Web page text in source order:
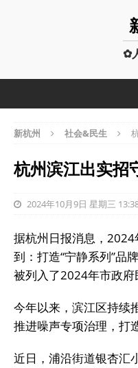
✿
新杭州 社会&民生
杭州滨江出实招
2024年10月9日 星期三
据杭州日报消息，
到：打造“宁静系列”品
被列入了2024年市政府
今年以来，滨江区持续
推进噪声专项治理，打
近日，浦沿街道银杏汇